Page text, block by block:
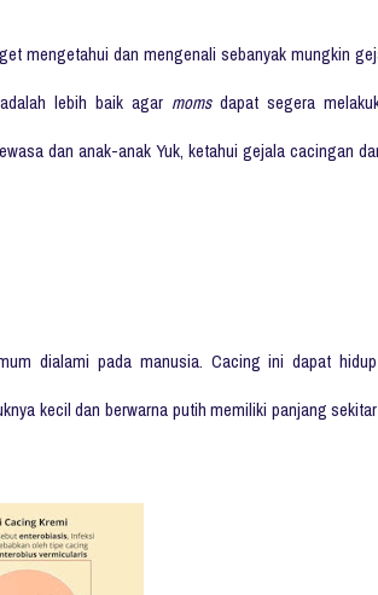
mengetahui dan mengenali sebanyak mungkin
lebih baik agar momsdapat segera
dan anak-anak Yuk, ketahui gejala cacingan
dialami pada manusia. Cacing ini dapat
kecil dan berwarna putih memiliki panjang